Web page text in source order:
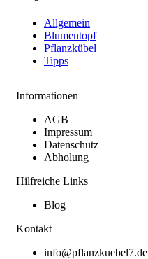
Allgemein
Blumentopf
Pflanzkübel
Tipps
Informationen
AGB
Impressum
Datenschutz
Abholung
Hilfreiche Links
Blog
Kontakt
info@pflanzkuebel7.de